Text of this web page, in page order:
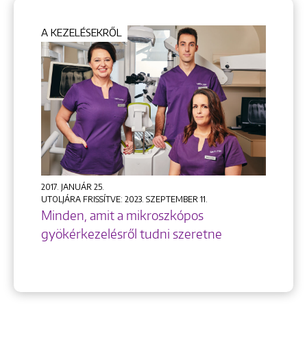
A KEZELÉSEKRŐL
2017. JANUÁR 25.
UTOLJÁRA FRISSÍTVE: 2023. SZEPTEMBER 11.
Minden, amit a mikroszkópos
gyökérkezelésről tudni szeretne